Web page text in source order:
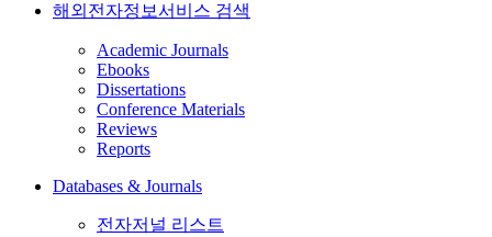
해외전자정보서비스 검색
Academic Journals
Ebooks
Dissertations
Conference Materials
Reviews
Reports
Databases & Journals
전자저널 리스트